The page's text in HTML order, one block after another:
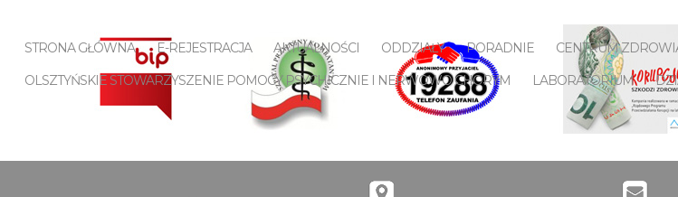
STRONA GŁÓWNA E-REJESTRACJA AKTUALNOŚCI ODDZIAŁY PORADNIE CENTRUM
OLSZTYŃSKIE STOWARZYSZENIE POMOCY PSYCHICZNIE I NERWOWO CHORYM
LABORATORIUM